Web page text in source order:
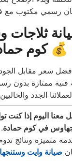
رسمي مكتوب مع
كوم حمادة 💰
سعر مقابل
ممتازة بدون
الجدد
معنا اليوم إذا
في كوم حمادة
صيانة وايت